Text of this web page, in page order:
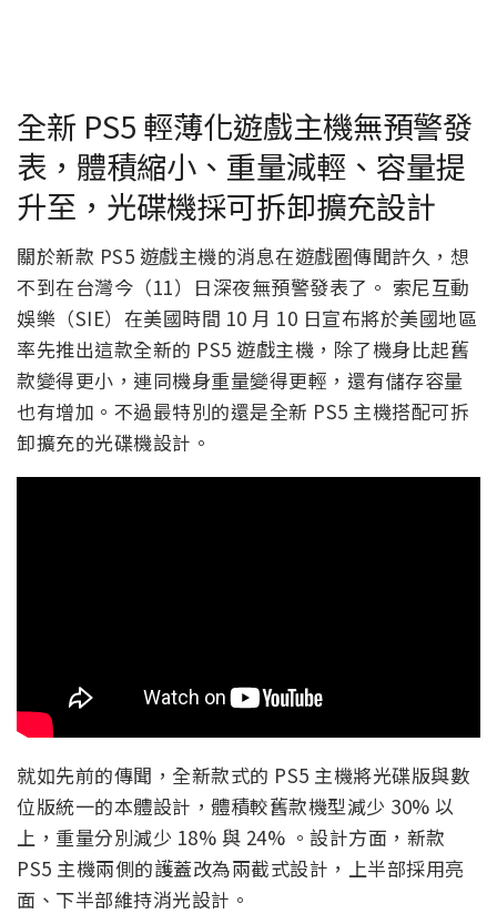
全新 PS5 輕薄化遊戲主機無預警發
表，體積縮小、重量減輕、容量提
升至，光碟機採可拆卸擴充設計
關於新款 PS5 遊戲主機的消息在遊戲圈傳聞許久，想
不到在台灣今（11）日深夜無預警發表了。 索尼互動
娛樂（SIE）在美國時間 10 月 10 日宣布將於美國地區
率先推出這款全新的 PS5 遊戲主機，除了機身比起舊
款變得更小，連同機身重量變得更輕，還有儲存容量
也有增加。不過最特別的還是全新 PS5 主機搭配可拆
卸擴充的光碟機設計。
就如先前的傳聞，全新款式的 PS5 主機將光碟版與數
位版統一的本體設計，體積較舊款機型減少 30% 以
上，重量分別減少 18% 與 24% 。設計方面，新款
PS5 主機兩側的護蓋改為兩截式設計，上半部採用亮
面、下半部維持消光設計。